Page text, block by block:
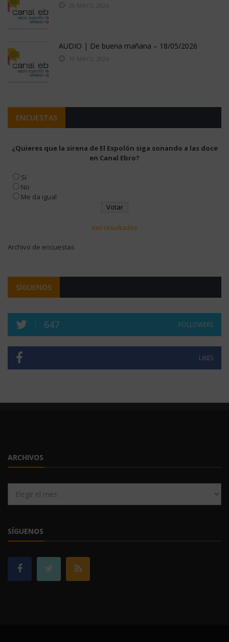
20 MAYO, 2026
AUDIO | De buena mañana – 18/05/2026
19 MAYO, 2026
ENCUESTAS
¿Quieres que la sirena de El Espolón siga sonando a las doce
en Canal Ebro?
Sí
No
Me da igual
Ver resultados
Archivo de encuestas
SÍGUENOS
647 FOLLOWERS
LIKES
ARCHIVOS
SÍGUENOS